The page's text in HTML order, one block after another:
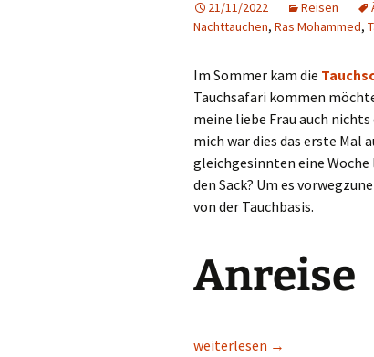
21/11/2022 Reisen
Nachttauchen, Ras Mohammed,
Im Sommer kam die
Tauchsafari kommen
meine liebe Frau auch
mich war dies das erste Mal
gleichgesinnten eine
den Sack? Um es
von der Tauchbasis.
Anreise
Golden Dolphin II Nordtour
weiterlesen →